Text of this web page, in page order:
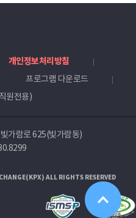
개인정보처리방침
프로그램 다운로드
원전용)
가람로 625(빛가람동)
ALL RIGHTS RESERVED